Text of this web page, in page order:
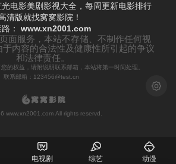
浅色模
电影美剧影视大全，每周更新电影排行
清版就找窝窝影院！
： www.xn2001.com
面服务，本站不存储、不制作任何视
内容的合法性及健康性所引起的争议
和法律责任。
的权益，请附说明联系邮箱，本站将第一时间处理。
联系邮箱：123456@test.cn
www.xn2001.com All rights reservd.
电视剧 综艺 动漫